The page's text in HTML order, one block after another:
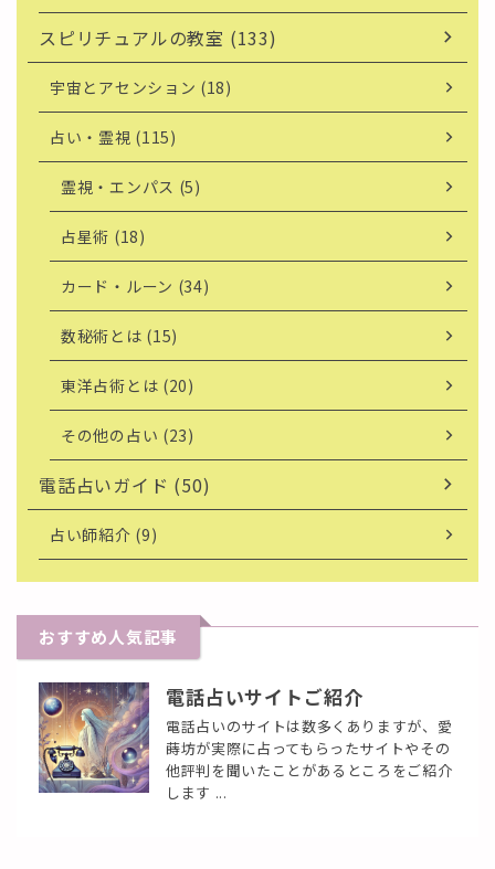
スピリチュアルの教室 (133)
宇宙とアセンション (18)
占い・霊視 (115)
霊視・エンパス (5)
占星術 (18)
カード・ルーン (34)
数秘術とは (15)
東洋占術とは (20)
その他の占い (23)
電話占いガイド (50)
占い師紹介 (9)
おすすめ人気記事
電話占いサイトご紹介
電話占いのサイトは数多くありますが、愛
蒔坊が実際に占ってもらったサイトやその
他評判を聞いたことがあるところをご紹介
します ...